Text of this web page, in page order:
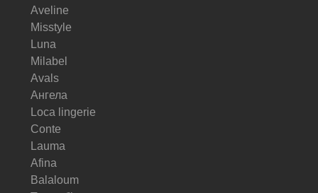
Aveline
Misstyle
Luna
Milabel
Avals
Ангела
Loca lingerie
Conte
Lauma
Afina
Balaloum